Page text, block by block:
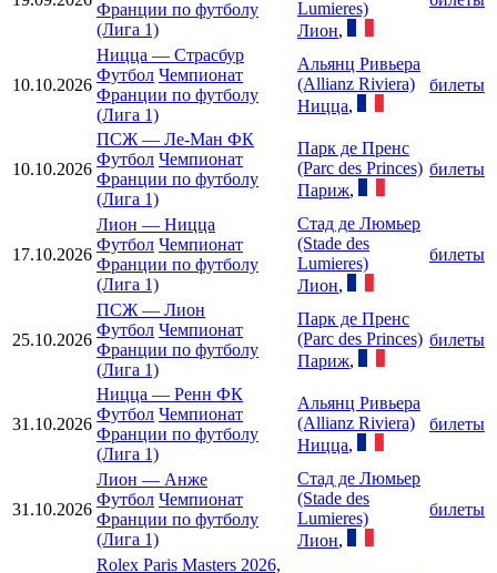
Франции по футболу
(Лига 1)
Lumieres)
Лион,
10.10.2026
Ницца — Страсбур
Футбол Чемпионат
Франции по футболу
(Лига 1)
Альянц Ривьера
(Allianz Riviera)
Ницца,
билеты
10.10.2026
ПСЖ — Ле-Ман ФК
Футбол Чемпионат
Франции по футболу
(Лига 1)
Парк де Пренс
(Parc des Princes)
Париж,
билеты
17.10.2026
Лион — Ницца
Футбол Чемпионат
Франции по футболу
(Лига 1)
Стад де Люмьер
(Stade des
Lumieres)
Лион,
билеты
25.10.2026
ПСЖ — Лион
Футбол Чемпионат
Франции по футболу
(Лига 1)
Парк де Пренс
(Parc des Princes)
Париж,
билеты
31.10.2026
Ницца — Ренн ФК
Футбол Чемпионат
Франции по футболу
(Лига 1)
Альянц Ривьера
(Allianz Riviera)
Ницца,
билеты
31.10.2026
Лион — Анже
Футбол Чемпионат
Франции по футболу
(Лига 1)
Стад де Люмьер
(Stade des
Lumieres)
Лион,
билеты
Rolex Paris Masters 2026,